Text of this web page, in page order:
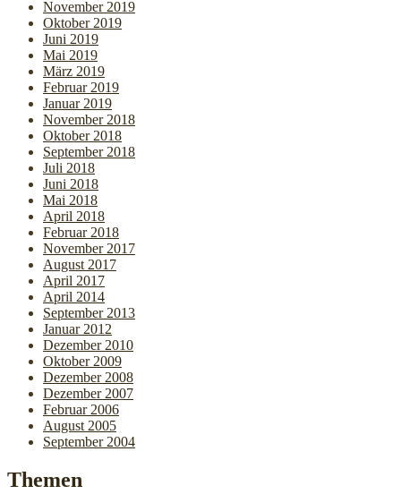
November 2019
Oktober 2019
Juni 2019
Mai 2019
März 2019
Februar 2019
Januar 2019
November 2018
Oktober 2018
September 2018
Juli 2018
Juni 2018
Mai 2018
April 2018
Februar 2018
November 2017
August 2017
April 2017
April 2014
September 2013
Januar 2012
Dezember 2010
Oktober 2009
Dezember 2008
Dezember 2007
Februar 2006
August 2005
September 2004
Themen